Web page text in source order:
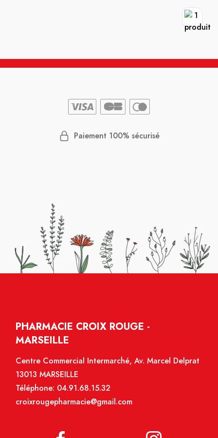
Paiement 100% sécurisé
PHARMACIE CROIX ROUGE -
MARSEILLE
Centre Commercial Intermarché, Av. Marcel Delprat
13013 MARSEILLE
Téléphone: 04.91.68.15.32
croixrougepharmacie@gmail.com